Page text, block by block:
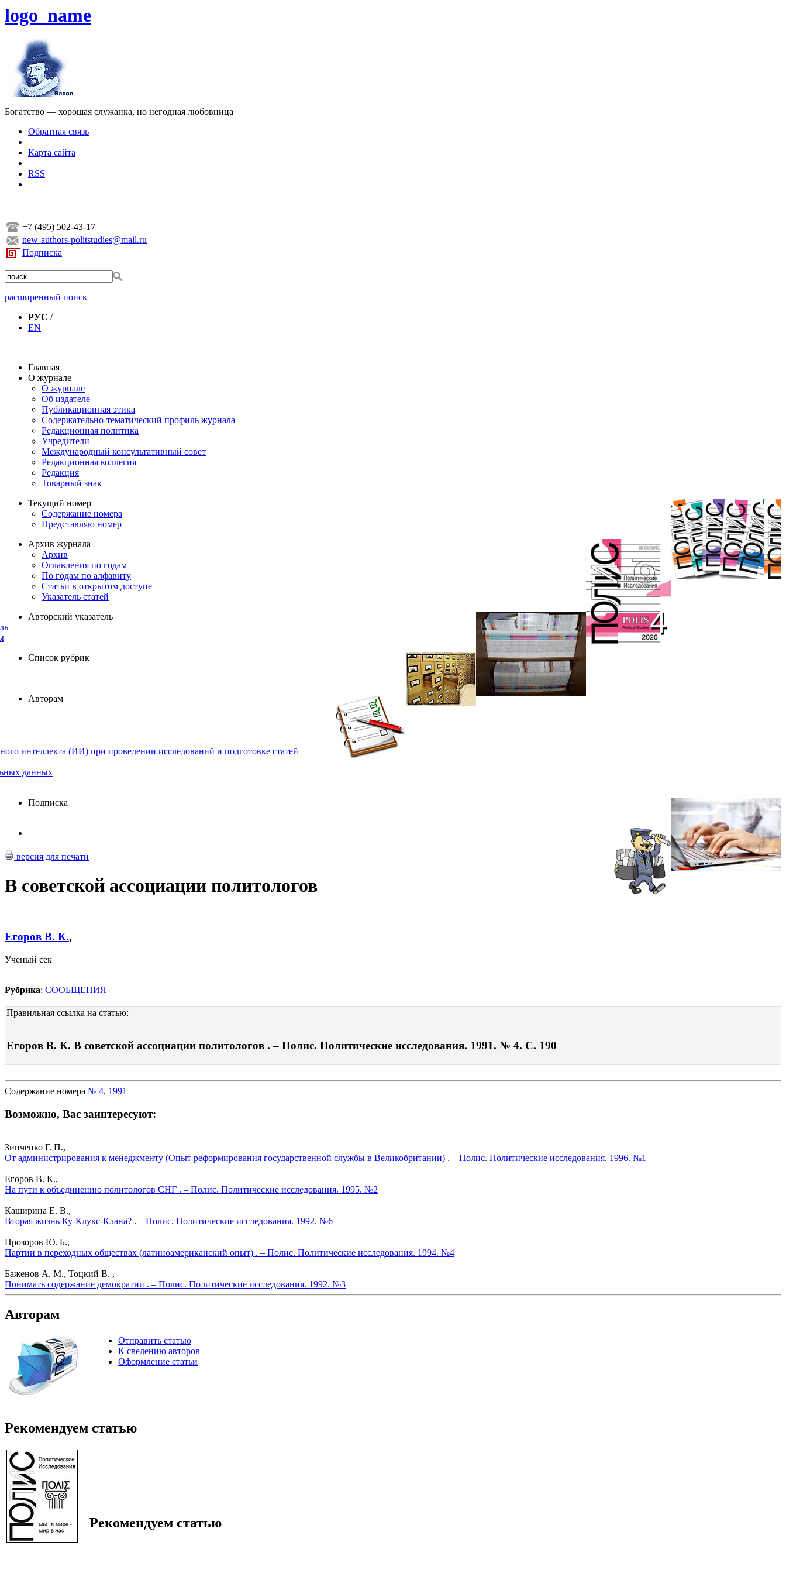
logo_name
Богатство — хорошая служанка, но негодная любовница
Обратная связь
|
Карта сайта
|
RSS
+7 (495) 502-43-17
new-authors-politstudies@mail.ru
Подписка
расширенный поиск
РУС /
EN
Главная
О журнале
О журнале
Об издателе
Публикационная этика
Содержательно-тематический профиль журнала
Редакционная политика
Учредители
Международный консультативный совет
Редакционная коллегия
Редакция
Товарный знак
Текущий номер
Содержание номера
Представляю номер
Архив журнала
Архив
Оглавления по годам
По годам по алфавиту
Статьи в открытом доступе
Указатель статей
Авторский указатель
Список рубрик
Авторам
интеллекта (ИИ) при проведении исследований и подготовке статей
данных
Подписка
версия для печати
В советской ассоциации политологов
Егоров В. К.,
Ученый сек
Рубрика: СООБЩЕНИЯ
Правильная ссылка на статью:
Егоров В. К. В советской ассоциации политологов . – Полис. Политические исследования. 1991. № 4. С. 190
Содержание номера № 4, 1991
Возможно, Вас заинтересуют:
Зинченко Г. П.,
От администрирования к менеджменту (Опыт реформирования государственной службы в Великобритании) . – Полис. Политические исследования. 1996. №1
Егоров В. К.,
На пути к объединению политологов СНГ . – Полис. Политические исследования. 1995. №2
Каширина Е. В.,
Вторая жизнь Ку-Клукс-Клана? . – Полис. Политические исследования. 1992. №6
Прозоров Ю. Б.,
Партии в переходных обществах (латиноамериканский опыт) . – Полис. Политические исследования. 1994. №4
Баженов А. М., Тоцкий В. ,
Понимать содержание демократии . – Полис. Политические исследования. 1992. №3
Авторам
Отправить статью
К сведению авторов
Оформление статьи
Рекомендуем статью
Рекомендуем статью